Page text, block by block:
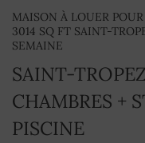
MAISON À LOUER
3014 SQ FT SAINT-
SEMAINE
SAINT-
CHAMBRES +
PISCINE